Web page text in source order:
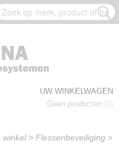
UW WINKELWAGEN
Geen producten (0)
winkel> Flessenbeveiliging >